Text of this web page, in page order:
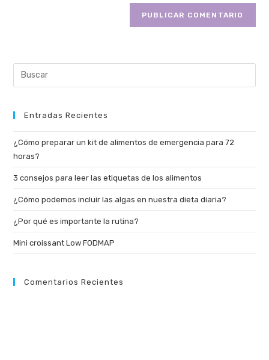
Entradas Recientes
¿Cómo preparar un kit de alimentos de emergencia para 72
horas?
3 consejos para leer las etiquetas de los alimentos
¿Cómo podemos incluir las algas en nuestra dieta diaria?
¿Por qué es importante la rutina?
Mini croissant Low FODMAP
Comentarios Recientes